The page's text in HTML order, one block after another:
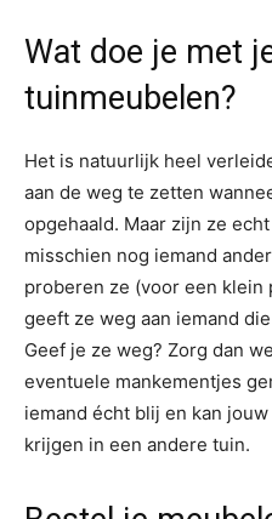
Wat doe je met
tuinmeubelen?
Het is natuurlijk heel
aan de weg te zetten
opgehaald. Maar zijn ze
misschien nog iemand
proberen ze (voor een
geeft ze weg aan iemand
Geef je ze weg? Zorg dan
eventuele mankementjes
iemand écht blij en kan
krijgen in een andere tuin.